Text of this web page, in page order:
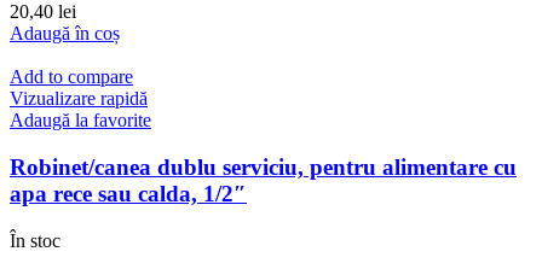
20,40 lei
Adaugă în coș
Add to compare
Vizualizare rapidă
Adaugă la favorite
Robinet/canea dublu serviciu, pentru alimentare cu
apa rece sau calda, 1/2″
În stoc